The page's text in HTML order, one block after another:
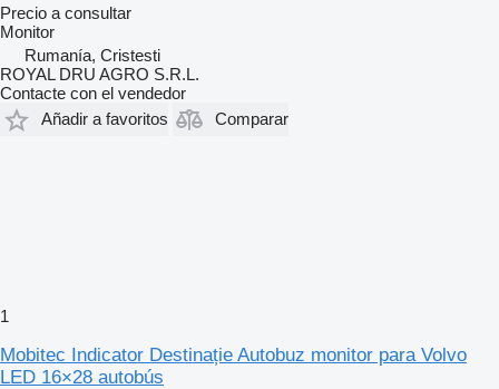
Precio a consultar
Monitor
Rumanía, Cristesti
ROYAL DRU AGRO S.R.L.
Contacte con el vendedor
Añadir a favoritos
Comparar
1
Mobitec Indicator Destinație Autobuz monitor para Volvo
LED 16×28 autobús